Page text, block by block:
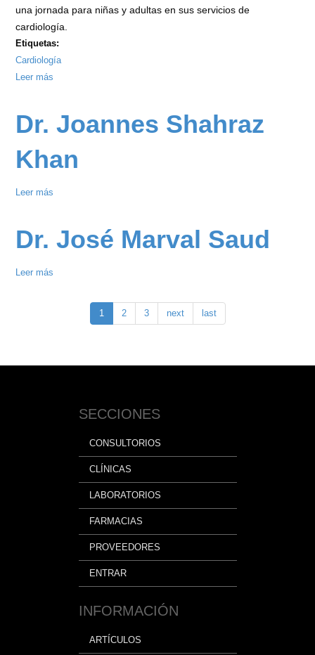
una jornada para niñas y adultas en sus servicios de
cardiología.
Etiquetas:
Cardiología
Leer más
Go
for
Dr. Joannes Shahraz
Khan
Leer más
Shahraz
Dr. José Marval Saud
Leer más
1 2 3 next last
SECCIONES
CONSULTORIOS
CLÍNICAS
LABORATORIOS
FARMACIAS
PROVEEDORES
ENTRAR
INFORMACIÓN
ARTÍCULOS